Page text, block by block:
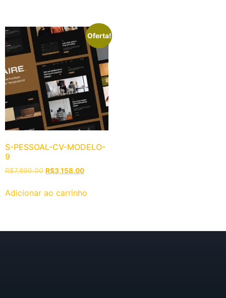
Oferta!
S-PESSOAL-CV-MODELO-
9
R$7,890.00 R$3,158.00
Adicionar ao carrinho